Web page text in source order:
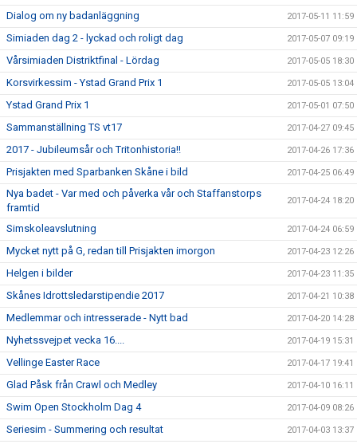
Dialog om ny badanläggning 2017-05-11 11:59
Simiaden dag 2 - lyckad och roligt dag 2017-05-07 09:19
Vårsimiaden Distriktfinal - Lördag 2017-05-05 18:30
Korsvirkessim - Ystad Grand Prix 1 2017-05-05 13:04
Ystad Grand Prix 1 2017-05-01 07:50
Sammanställning TS vt17 2017-04-27 09:45
2017 - Jubileumsår och Tritonhistoria!! 2017-04-26 17:36
Prisjakten med Sparbanken Skåne i bild 2017-04-25 06:49
Nya badet - Var med och påverka vår och Staffanstorps
framtid
2017-04-24 18:20
Simskoleavslutning 2017-04-24 06:59
Mycket nytt på G, redan till Prisjakten imorgon 2017-04-23 12:26
Helgen i bilder 2017-04-23 11:35
Skånes Idrottsledarstipendie 2017 2017-04-21 10:38
Medlemmar och intresserade - Nytt bad 2017-04-20 14:28
Nyhetssvejpet vecka 16.... 2017-04-19 15:31
Vellinge Easter Race 2017-04-17 19:41
Glad Påsk från Crawl och Medley 2017-04-10 16:11
Swim Open Stockholm Dag 4 2017-04-09 08:26
Seriesim - Summering och resultat 2017-04-03 13:37